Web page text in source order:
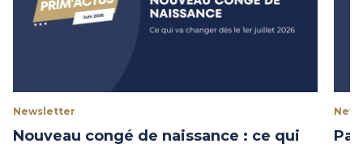
Newsletter
Nouveau congé de naissance : ce qui